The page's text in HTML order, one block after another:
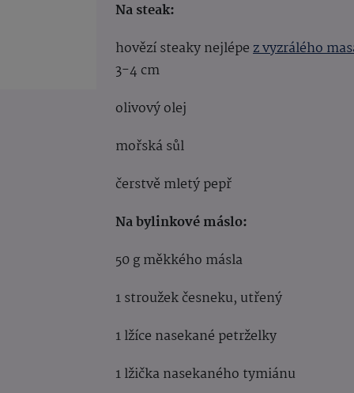
Na steak:
hovězí steaky nejlépez vyzrálého
3-4 cm
olivový olej
mořská sůl
čerstvě mletý pepř
Na bylinkové máslo:
50 g měkkého másla
1 stroužek česneku, utřený
1 lžíce nasekané petrželky
1 lžička nasekaného tymiánu